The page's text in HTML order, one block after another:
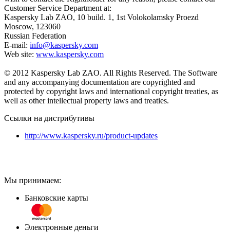
Customer Service Department at:
Kaspersky Lab ZAO, 10 build. 1, 1st Volokolamsky Proezd
Moscow, 123060
Russian Federation
E-mail: info@kaspersky.com
Web site: www.kaspersky.com
© 2012 Kaspersky Lab ZAO. All Rights Reserved. The Software
and any accompanying documentation are copyrighted and
protected by copyright laws and international copyright treaties, as
well as other intellectual property laws and treaties.
Ссылки на дистрибутивы
http://www.kaspersky.ru/product-updates
Мы принимаем:
Банковские карты
Электронные деньги